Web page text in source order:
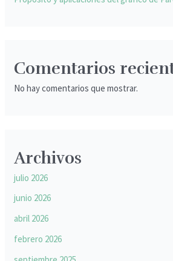
Comentarios
No hay comentarios que mostrar.
Archivos
julio 2026
junio 2026
abril 2026
febrero 2026